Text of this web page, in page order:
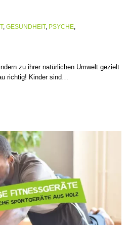
, GESUNDHEIT, PSYCHE
zu ihrer natürlichen Umwelt gezielt
richtig! Kinder sind…